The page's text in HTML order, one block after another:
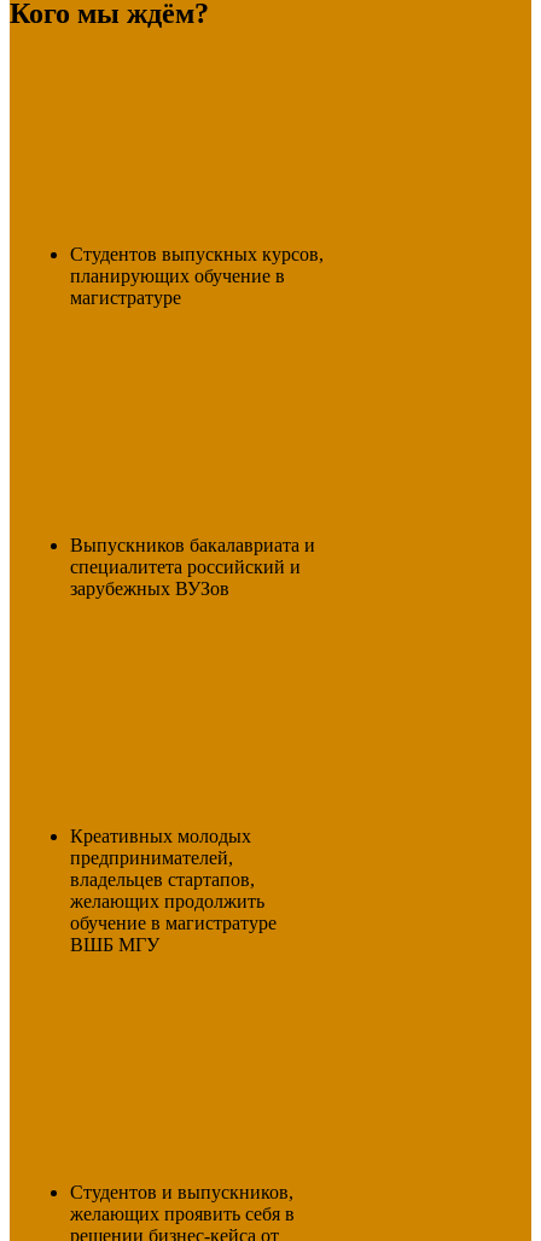
Кого мы ждём?
Студентов выпускных курсов,
планирующих обучение в
магистратуре
Выпускников бакалавриата и
специалитета российский и
зарубежных ВУЗов
Креативных молодых
предпринимателей,
владельцев стартапов,
желающих продолжить
обучение в магистратуре
ВШБ МГУ
Студентов и выпускников,
желающих проявить себя в
решении бизнес-кейса от